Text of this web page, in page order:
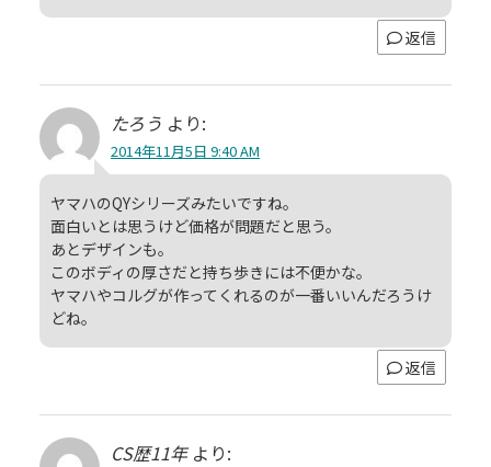
返信
たろう より:
2014年11月5日 9:40 AM
ヤマハのQYシリーズみたいですね。
面白いとは思うけど価格が問題だと思う。
あとデザインも。
このボディの厚さだと持ち歩きには不便かな。
ヤマハやコルグが作ってくれるのが一番いいんだろうけ
どね。
返信
CS歴11年 より: